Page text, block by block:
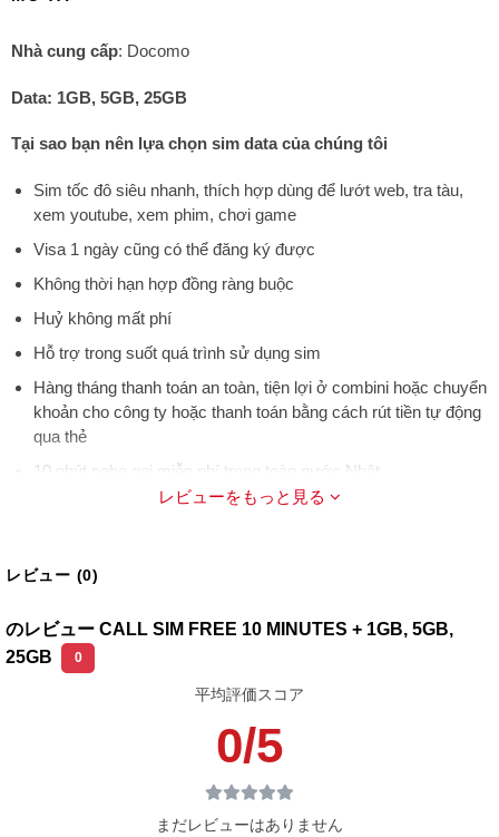
Nhà cung cấp: Docomo
Data: 1GB, 5GB, 25GB
Tại sao bạn nên lựa chọn sim data của chúng tôi
Sim tốc đô siêu nhanh, thích hợp dùng để lướt web, tra tàu,
xem youtube, xem phim, chơi game
Visa 1 ngày cũng có thể đăng ký được
Không thời hạn hợp đồng ràng buộc
Huỷ không mất phí
Hỗ trợ trong suốt quá trình sử dụng sim
Hàng tháng thanh toán an toàn, tiện lợi ở combini hoặc chuyển
khoản cho công ty hoặc thanh toán bằng cách rút tiền tự động
qua thẻ
10 phút nghe gọi miễn phí trong toàn nước Nhật
Sau khi kết thúc kakehodai , 40 yên/ phút
Tin nhắn quốc tế : 110 yên/ SMS
Hồ sơ đăng ký
Ảnh thẻ ngoại kiều 2 mặt ( 2 mặt thẻ ngoại kiều chụp trên cùng
1 nền , rõ nét, không chói, nhìn rõ mọi thông tin trên thẻ ) + mã
Trường hợp địa chỉ nhận sim không trùng trên thẻ ngoại kiều
khách hàng và địa chỉ nhận sim.
レビューをもっと見る
レビュー (0)
のレビュー CALL SIM FREE 10 MINUTES + 1GB, 5GB,
25GB
0
平均評価スコア
0/5
まだレビューはありません